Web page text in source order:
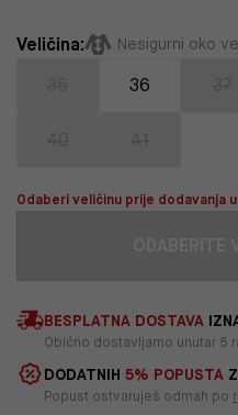
Veličina: Nesigurni oko
36
Odaberi veličinu prije dodavanja
BESPLATNA DOSTAVA
Obično dostavljamo unutar 5
DODATNIH 5% POPUSTA
Popust ostvaruješ odmah po